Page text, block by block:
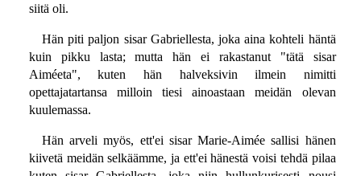
siitä oli.
Hän piti paljon sisar Gabriellesta, joka aina kohteli häntä
kuin pikku lasta; mutta hän ei rakastanut "tätä sisar
Aiméeta", kuten hän halveksivin ilmein nimitti
opettajatartansa milloin tiesi ainoastaan meidän olevan
kuulemassa.
Hän arveli myös, ett'ei sisar Marie-Aimée sallisi hänen
kiivetä meidän selkäämme, ja ett'ei hänestä voisi tehdä pilaa